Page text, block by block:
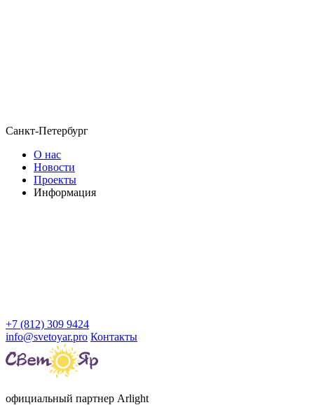
Санкт-Петербург
О нас
Новости
Проекты
Информация
+7 (812) 309 9424
info@svetoyar.pro Контакты
официальный партнер Arlight